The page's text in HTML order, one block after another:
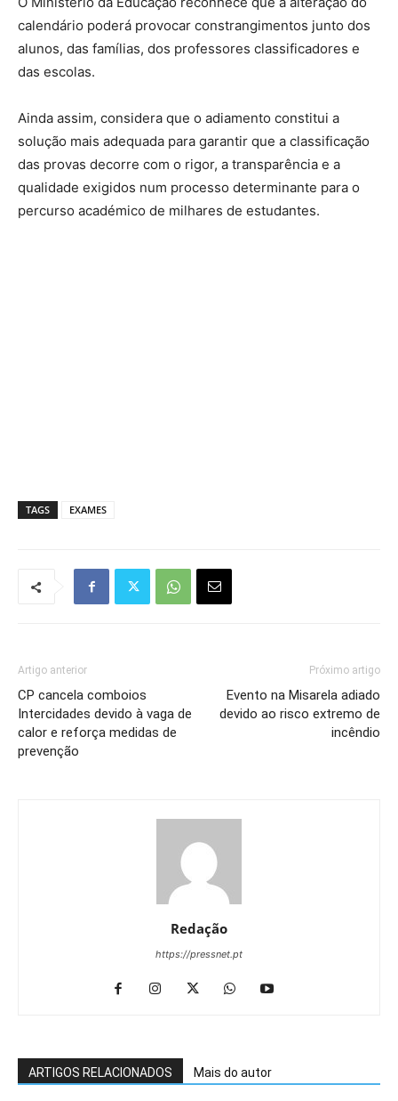
calendário poderá provocar constrangimentos junto dos
alunos, das famílias, dos professores classificadores e
das escolas.
Ainda assim, considera que o adiamento constitui a
solução mais adequada para garantir que a classificação
das provas decorre com o rigor, a transparência e a
qualidade exigidos num processo determinante para o
percurso académico de milhares de estudantes.
TAGS EXAMES
Artigo anterior
CP cancela comboios
Intercidades devido à vaga de
calor e reforça medidas de
prevenção
Próximo artigo
Evento na Misarela adiado
devido ao risco extremo de
incêndio
Redação
https://pressnet.pt
ARTIGOS RELACIONADOS Mais do autor